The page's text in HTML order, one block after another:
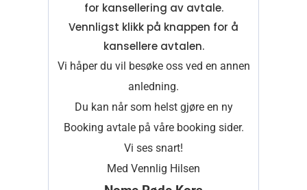
for kansellering av avtale.
Vennligst klikk på knappen for å
kansellere avtalen.
Vi håper du vil besøke oss ved en annen
anledning.
Du kan når som helst gjøre en ny
Booking avtale på våre booking sider.
Vi ses snart!
Med Vennlig Hilsen